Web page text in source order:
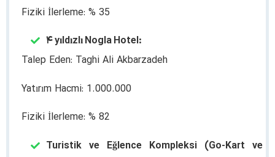
Fiziki İlerleme: % 35
۴ yıldızlı Nogla Hotel:
Talep Eden: Taghi Ali Akbarzadeh
Yatırım Hacmi: 1.000.000
Fiziki İlerleme: % 82
Turistik ve Eğlence Kompleksi (Go-Kart ve